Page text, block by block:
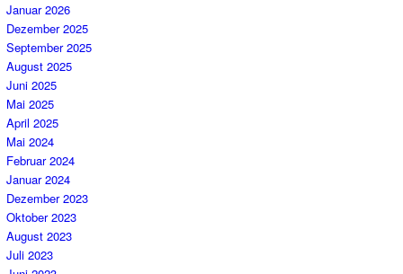
Januar 2026
Dezember 2025
September 2025
August 2025
Juni 2025
Mai 2025
April 2025
Mai 2024
Februar 2024
Januar 2024
Dezember 2023
Oktober 2023
August 2023
Juli 2023